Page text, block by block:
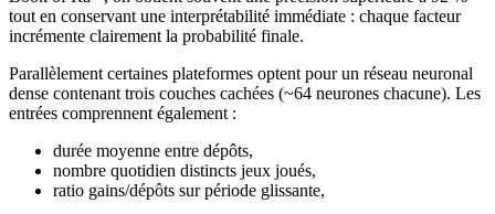
tout en conservant une interprétabilité immédiate : chaque facteur
incrémente clairement la probabilité finale.
Parallèlement certaines plateformes optent pour un réseau neuronal
dense contenant trois couches cachées (~64 neurones chacune). Les
entrées comprennent également :
durée moyenne entre dépôts,
nombre quotidien distincts jeux joués,
ratio gains/dépôts sur période glissante,